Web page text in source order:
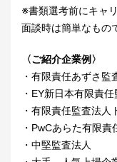
※書類選考前にキャ
面談時は簡単なもの
〈ご紹介企業例〉
・有限責任あずさ監
・EY新日本有限責任
・有限責任監査法人
・PwCあらた有限責
・中堅監査法人